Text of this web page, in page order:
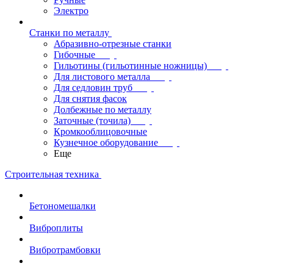
Электро
Станки по металлу
Абразивно-отрезные станки
Гибочные
Гильотины (гильотинные ножницы)
Для листового металла
Для седловин труб
Для снятия фасок
Долбежные по металлу
Заточные (точила)
Кромкооблицовочные
Кузнечное оборудование
Еще
Строительная техника
Бетономешалки
Виброплиты
Вибротрамбовки